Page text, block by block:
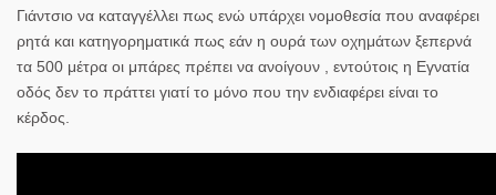
Γιάντσιο να καταγγέλλει πως ενώ υπάρχει νομοθεσία που αναφέρει
ρητά και κατηγορηματικά πως εάν η ουρά των οχημάτων ξεπερνά
τα 500 μέτρα οι μπάρες πρέπει να ανοίγουν , εντούτοις η Εγνατία
οδός δεν το πράττει γιατί το μόνο που την ενδιαφέρει είναι το
κέρδος.